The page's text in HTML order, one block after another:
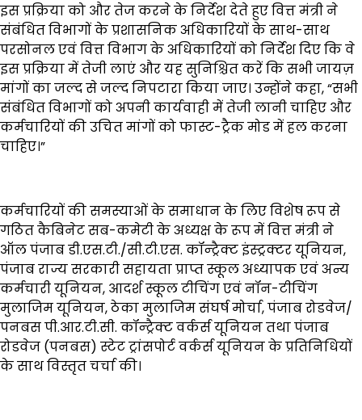
इस प्रक्रिया को और तेज करने के निर्देश देते हुए वित्त मंत्री ने
संबंधित विभागों के प्रशासनिक अधिकारियों के साथ-साथ
परसोनल एवं वित्त विभाग के अधिकारियों को निर्देश दिए कि वे
इस प्रक्रिया में तेजी लाएं और यह सुनिश्चित करें कि सभी जायज़
मांगों का जल्द से जल्द निपटारा किया जाए। उन्होंने कहा, “सभी
संबंधित विभागों को अपनी कार्यवाही में तेजी लानी चाहिए और
कर्मचारियों की उचित मांगों को फास्ट-ट्रैक मोड में हल करना
चाहिए।”
कर्मचारियों की समस्याओं के समाधान के लिए विशेष रूप से
गठित कैबिनेट सब-कमेटी के अध्यक्ष के रूप में वित्त मंत्री ने
ऑल पंजाब डी.एस.टी./सी.टी.एस. कॉन्ट्रैक्ट इंस्ट्रक्टर यूनियन,
पंजाब राज्य सरकारी सहायता प्राप्त स्कूल अध्यापक एवं अन्य
कर्मचारी यूनियन, आदर्श स्कूल टीचिंग एवं नॉन-टीचिंग
मुलाजिम यूनियन, ठेका मुलाजिम संघर्ष मोर्चा, पंजाब रोडवेज/
पनबस पी.आर.टी.सी. कॉन्ट्रैक्ट वर्कर्स यूनियन तथा पंजाब
रोडवेज (पनबस) स्टेट ट्रांसपोर्ट वर्कर्स यूनियन के प्रतिनिधियों
के साथ विस्तृत चर्चा की।